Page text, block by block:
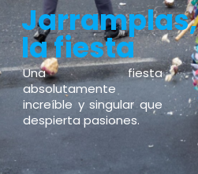
Jarramplas,
la fiesta
Una fiesta
absolutamente
increíble y singular que
despierta pasiones.